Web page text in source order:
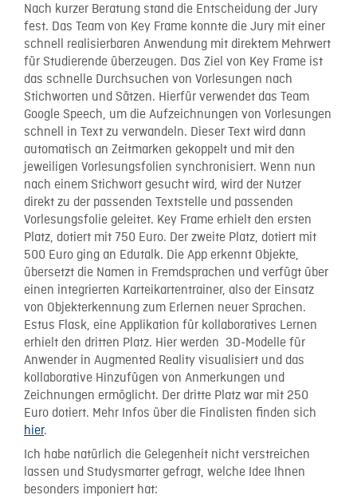
Nach kurzer Beratung stand die Entscheidung der Jury
fest. Das Team von Key Frame konnte die Jury mit einer
schnell realisierbaren Anwendung mit direktem Mehrwert
für Studierende überzeugen. Das Ziel von Key Frame ist
das schnelle Durchsuchen von Vorlesungen nach
Stichworten und Sätzen. Hierfür verwendet das Team
Google Speech, um die Aufzeichnungen von Vorlesungen
schnell in Text zu verwandeln. Dieser Text wird dann
automatisch an Zeitmarken gekoppelt und mit den
jeweiligen Vorlesungsfolien synchronisiert. Wenn nun
nach einem Stichwort gesucht wird, wird der Nutzer
direkt zu der passenden Textstelle und passenden
Vorlesungsfolie geleitet. Key Frame erhielt den ersten
Platz, dotiert mit 750 Euro. Der zweite Platz, dotiert mit
500 Euro ging an Edutalk. Die App erkennt Objekte,
übersetzt die Namen in Fremdsprachen und verfügt über
einen integrierten Karteikartentrainer, also der Einsatz
von Objekterkennung zum Erlernen neuer Sprachen.
Estus Flask, eine Applikation für kollaboratives Lernen
erhielt den dritten Platz. Hier werden 3D-Modelle für
Anwender in Augmented Reality visualisiert und das
kollaborative Hinzufügen von Anmerkungen und
Zeichnungen ermöglicht. Der dritte Platz war mit 250
Euro dotiert. Mehr Infos über die Finalisten finden sich
hier.
Ich habe natürlich die Gelegenheit nicht verstreichen
lassen und Studysmarter gefragt, welche Idee Ihnen
besonders imponiert hat: